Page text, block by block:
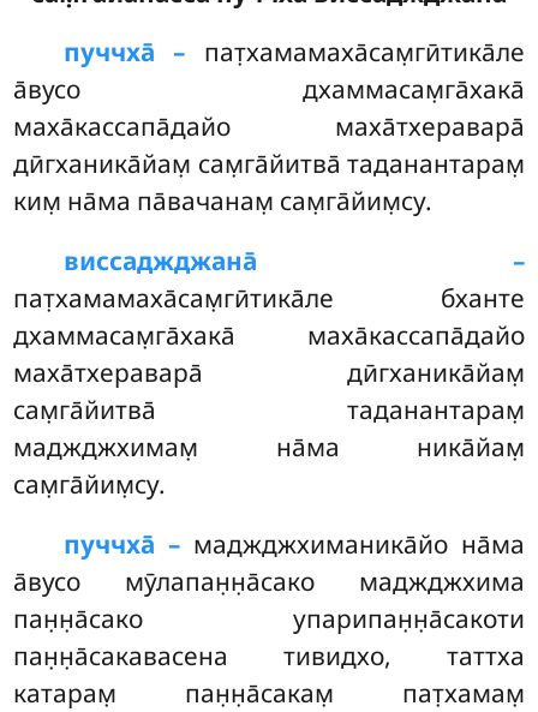
пуччха̄ – пат̣хамамаха̄сам̣гӣтика̄ле
а̄вусо дхаммасам̣га̄хака̄
маха̄кассапа̄дайо маха̄тхеравара̄
дӣгханика̄йам̣ сам̣га̄йитва̄ таданантарам̣
ким̣ на̄ма па̄вачанам̣ сам̣га̄йим̣су.
виссаджджана̄ –
пат̣хамамаха̄сам̣гӣтика̄ле бханте
дхаммасам̣га̄хака̄ маха̄кассапа̄дайо
маха̄тхеравара̄ дӣгханика̄йам̣
сам̣га̄йитва̄ таданантарам̣
маджджхимам̣ на̄ма ника̄йам̣
сам̣га̄йим̣су.
пуччха̄ –маджджхиманика̄йо на̄ма
а̄вусо мӯлапан̣н̣а̄сако маджджхима
пан̣н̣а̄сако упарипан̣н̣а̄сакоти
пан̣н̣а̄сакавасена тивидхо, таттха
катарам̣ пан̣н̣а̄сакам̣ пат̣хамам̣